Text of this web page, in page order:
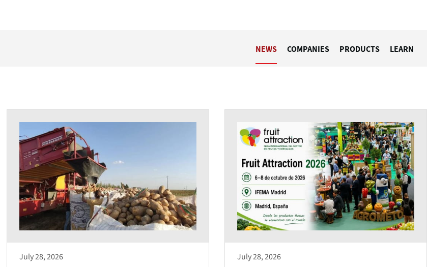
NEWS COMPANIES PRODUCTS LEARN
July 28, 2026 July 28, 2026